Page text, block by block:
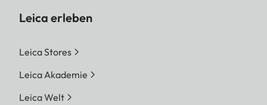
Leica erleben
Leica Stores
Leica Akademie
Leica Welt